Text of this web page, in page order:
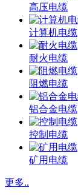
高压电缆
计算机电缆
耐火电缆
阻燃电缆
铝合金电缆
控制电缆
矿用电缆
更多..